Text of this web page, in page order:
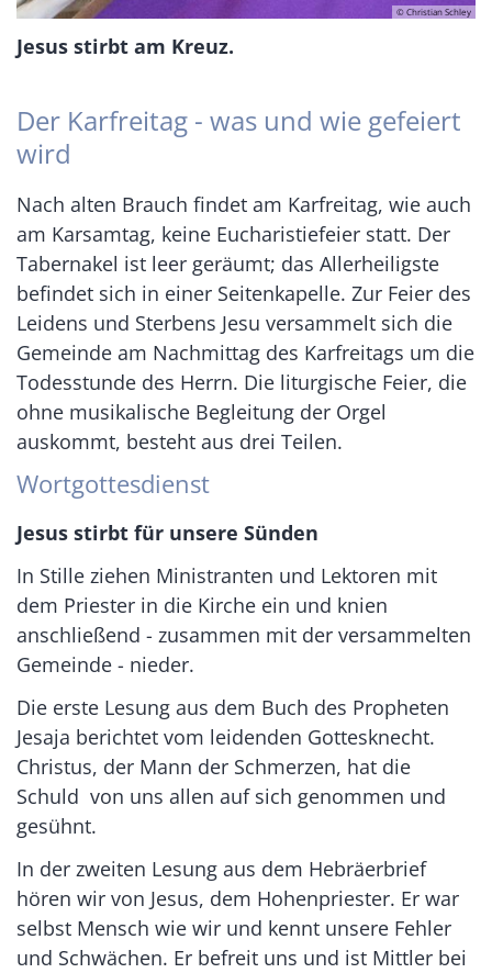
© Christian Schley
Jesus stirbt am Kreuz.
Der Karfreitag - was und wie gefeiert
wird
Nach alten Brauch findet am Karfreitag, wie auch
am Karsamtag, keine Eucharistiefeier statt. Der
Tabernakel ist leer geräumt; das Allerheiligste
befindet sich in einer Seitenkapelle. Zur Feier des
Leidens und Sterbens Jesu versammelt sich die
Gemeinde am Nachmittag des Karfreitags um die
Todesstunde des Herrn. Die liturgische Feier, die
ohne musikalische Begleitung der Orgel
auskommt, besteht aus drei Teilen.
Wortgottesdienst
Jesus stirbt für unsere Sünden
In Stille ziehen Ministranten und Lektoren mit
dem Priester in die Kirche ein und knien
anschließend - zusammen mit der versammelten
Gemeinde - nieder.
Die erste Lesung aus dem Buch des Propheten
Jesaja berichtet vom leidenden Gottesknecht.
Christus, der Mann der Schmerzen, hat die
Schuld von uns allen auf sich genommen und
gesühnt.
In der zweiten Lesung aus dem Hebräerbrief
hören wir von Jesus, dem Hohenpriester. Er war
selbst Mensch wie wir und kennt unsere Fehler
und Schwächen. Er befreit uns und ist Mittler bei